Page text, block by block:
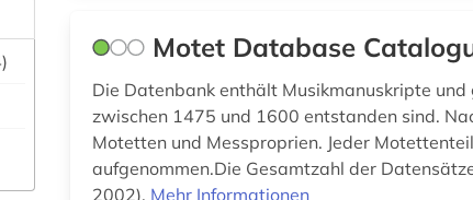
Motet Database
Die Datenbank enthält Musikmanuskripte
zwischen 1475 und 1600 entstanden sind.
Motetten und Messproprien. Jeder
aufgenommen.Die Gesamtzahl der
2002). Mehr Informationen